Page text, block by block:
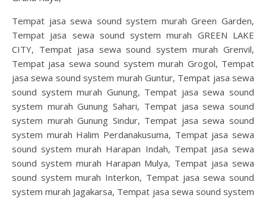
Tempat jasa sewa sound system murah Green Garden,
Tempat jasa sewa sound system murah GREEN LAKE
CITY, Tempat jasa sewa sound system murah Grenvil,
Tempat jasa sewa sound system murah Grogol, Tempat
jasa sewa sound system murah Guntur, Tempat jasa sewa
sound system murah Gunung, Tempat jasa sewa sound
system murah Gunung Sahari, Tempat jasa sewa sound
system murah Gunung Sindur, Tempat jasa sewa sound
system murah Halim Perdanakusuma, Tempat jasa sewa
sound system murah Harapan Indah, Tempat jasa sewa
sound system murah Harapan Mulya, Tempat jasa sewa
sound system murah Interkon, Tempat jasa sewa sound
system murah Jagakarsa, Tempat jasa sewa sound system